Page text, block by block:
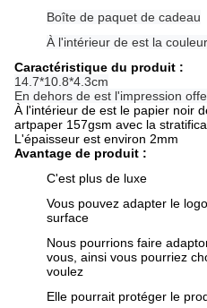
Boîte de paquet de cadeau
À l'intérieur de est la
Caractéristique du produit :
14.7*10.8*4.3cm
En dehors de est l'impression
À l'intérieur de est le papier noir
artpaper 157gsm avec la
L'épaisseur est environ 2mm
Avantage de produit :
C'est plus de luxe
Vous pouvez adapter le
surface
Nous pourrions faire
vous, ainsi vous pourriez
voulez
Elle pourrait protéger le